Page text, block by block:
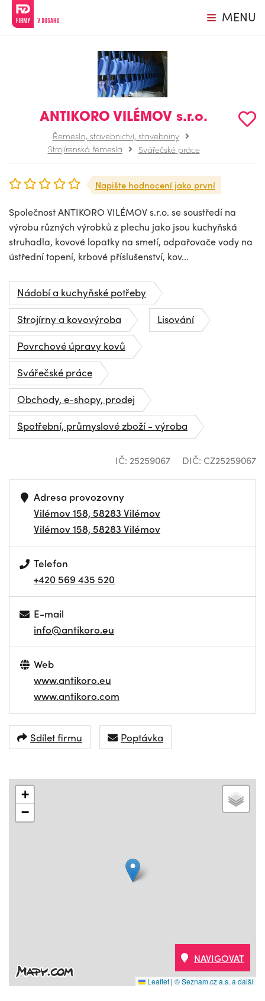
MENU
ANTIKORO VILÉMOV s.r.o.
Řemesla, stavebnictví, stavebniny
Strojírenská řemesla
Svářečské práce
Napište hodnocení jako první
Společnost ANTIKORO VILÉMOV s.r.o. se soustředí na
výrobu různých výrobků z plechu jako jsou kuchyňská
struhadla, kovové lopatky na smetí, odpařovače vody na
ústřední topení, krbové příslušenství, kov...
Nádobí a kuchyňské potřeby
Strojírny a kovovýroba
Lisování
Povrchové úpravy kovů
Svářečské práce
Obchody, e-shopy, prodej
Spotřební, průmyslové zboží - výroba
IČ: 25259067 DIČ: CZ25259067
Adresa provozovny
Vilémov 158, 58283 Vilémov
Vilémov 158, 58283 Vilémov
Telefon
+420 569 435 520
E-mail
info@antikoro.eu
Web
www.antikoro.eu
www.antikoro.com
Sdílet firmu Poptávka
+
−
Leaflet | © Seznam.cz a.s. a další
NAVIGOVAT